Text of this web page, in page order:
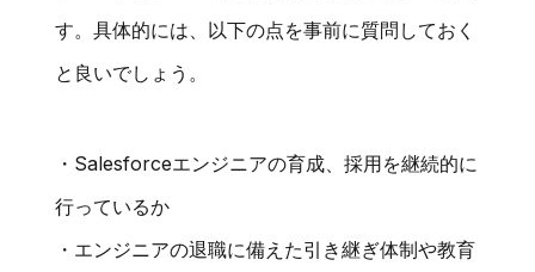
す。具体的には、以下の点を事前に質問しておく
と良いでしょう。
・Salesforceエンジニアの育成、採用を継続的に
行っているか
・エンジニアの退職に備えた引き継ぎ体制や教育